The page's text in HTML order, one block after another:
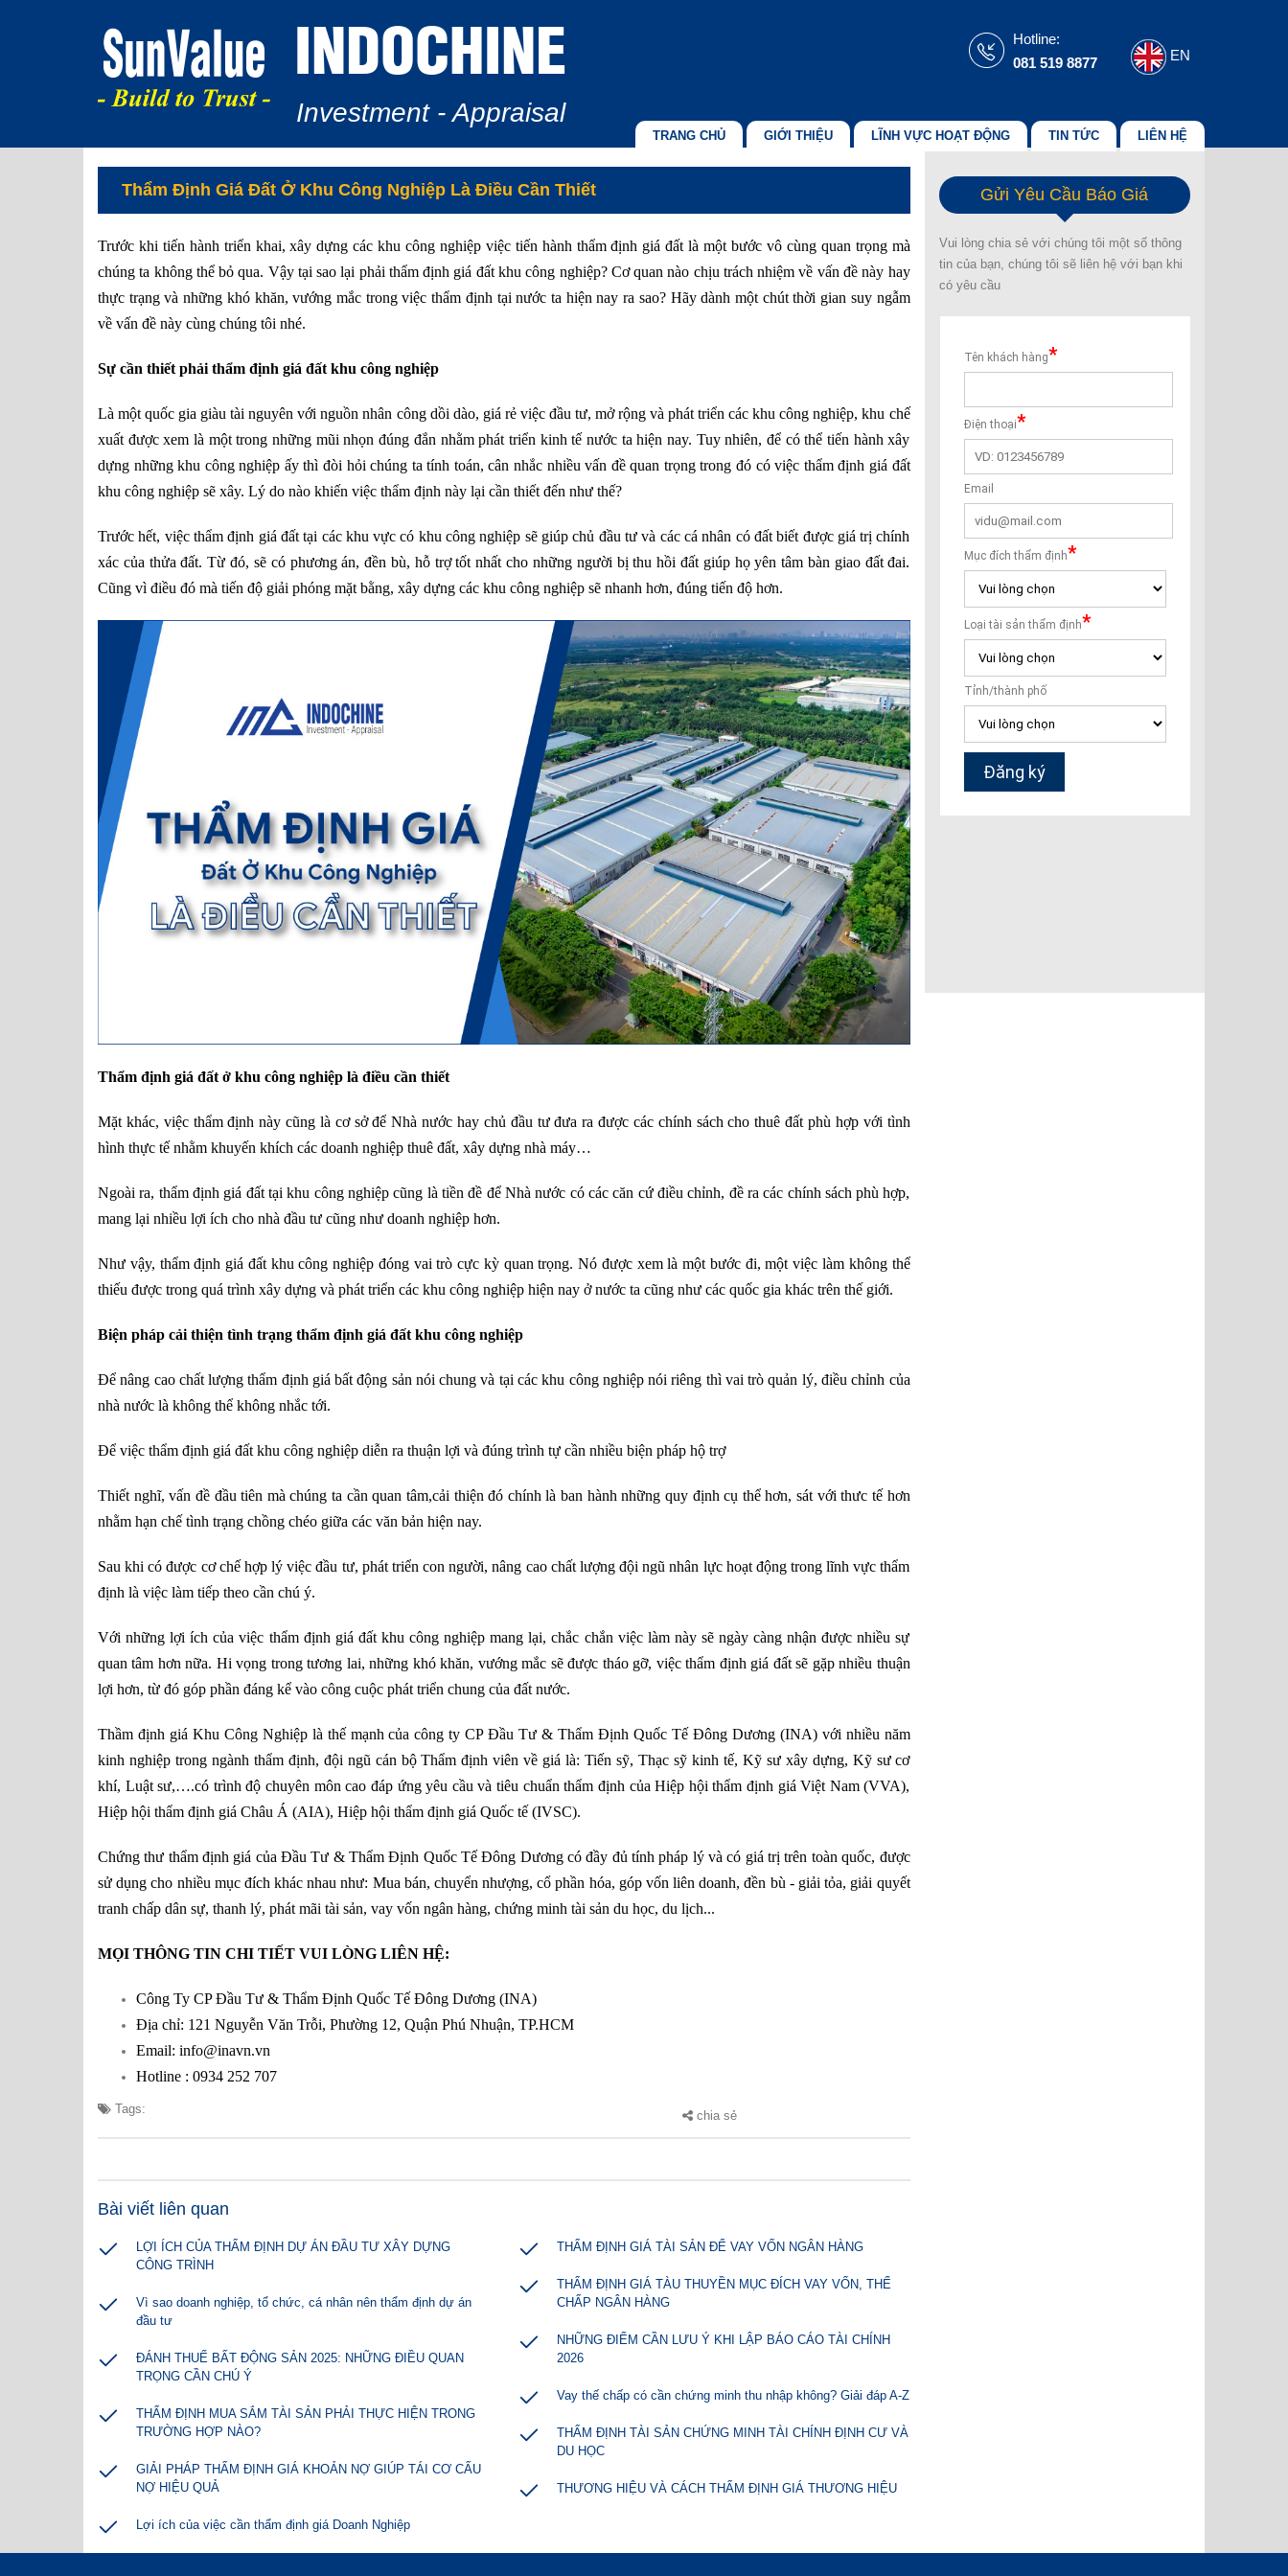
INDOCHINE
Investment - Appraisal
Hotline:
081 519 8877
EN
TRANG CHỦ GIỚI THIỆU LĨNH VỰC HOẠT ĐỘNG TIN TỨC LIÊN HỆ
Thẩm Định Giá Đất Ở Khu Công Nghiệp Là Điều Cần Thiết
Trước khi tiến hành triển khai, xây dựng các khu công nghiệp việc tiến hành thẩm định giá đất là một bước vô cùng quan trọng mà
chúng ta không thể bỏ qua. Vậy tại sao lại phải thẩm định giá đất khu công nghiệp? Cơ quan nào chịu trách nhiệm về vấn đề này hay
thực trạng và những khó khăn, vướng mắc trong việc thẩm định tại nước ta hiện nay ra sao? Hãy dành một chút thời gian suy ngẫm
về vấn đề này cùng chúng tôi nhé.
Sự cần thiết phải thẩm định giá đất khu công nghiệp
Là một quốc gia giàu tài nguyên với nguồn nhân công dồi dào, giá rẻ việc đầu tư, mở rộng và phát triển các khu công nghiệp, khu chế
xuất được xem là một trong những mũi nhọn đúng đắn nhằm phát triển kinh tế nước ta hiện nay. Tuy nhiên, để có thể tiến hành xây
dựng những khu công nghiệp ấy thì đòi hỏi chúng ta tính toán, cân nhắc nhiều vấn đề quan trọng trong đó có việc thẩm định giá đất
khu công nghiệp sẽ xây. Lý do nào khiến việc thẩm định này lại cần thiết đến như thế?
Trước hết, việc thẩm định giá đất tại các khu vực có khu công nghiệp sẽ giúp chủ đầu tư và các cá nhân có đất biết được giá trị chính
xác của thửa đất. Từ đó, sẽ có phương án, đền bù, hỗ trợ tốt nhất cho những người bị thu hồi đất giúp họ yên tâm bàn giao đất đai.
Cũng vì điều đó mà tiến độ giải phóng mặt bằng, xây dựng các khu công nghiệp sẽ nhanh hơn, đúng tiến độ hơn.
Thẩm định giá đất ở khu công nghiệp là điều cần thiết
Mặt khác, việc thẩm định này cũng là cơ sở để Nhà nước hay chủ đầu tư đưa ra được các chính sách cho thuê đất phù hợp với tình
hình thực tế nhằm khuyến khích các doanh nghiệp thuê đất, xây dựng nhà máy…
Ngoài ra, thẩm định giá đất tại khu công nghiệp cũng là tiền đề để Nhà nước có các căn cứ điều chỉnh, đề ra các chính sách phù hợp,
mang lại nhiều lợi ích cho nhà đầu tư cũng như doanh nghiệp hơn.
Như vậy, thẩm định giá đất khu công nghiệp đóng vai trò cực kỳ quan trọng. Nó được xem là một bước đi, một việc làm không thể
thiếu được trong quá trình xây dựng và phát triển các khu công nghiệp hiện nay ở nước ta cũng như các quốc gia khác trên thế giới.
Biện pháp cải thiện tình trạng thẩm định giá đất khu công nghiệp
Để nâng cao chất lượng thẩm định giá bất động sản nói chung và tại các khu công nghiệp nói riêng thì vai trò quản lý, điều chỉnh của
nhà nước là không thể không nhắc tới.
Để việc thẩm định giá đất khu công nghiệp diễn ra thuận lợi và đúng trình tự cần nhiều biện pháp hộ trợ
Thiết nghĩ, vấn đề đầu tiên mà chúng ta cần quan tâm,cải thiện đó chính là ban hành những quy định cụ thể hơn, sát với thưc tế hơn
nhằm hạn chế tình trạng chồng chéo giữa các văn bản hiện nay.
Sau khi có được cơ chế hợp lý việc đầu tư, phát triển con người, nâng cao chất lượng đội ngũ nhân lực hoạt động trong lĩnh vực thẩm
định là việc làm tiếp theo cần chú ý.
Với những lợi ích của việc thẩm định giá đất khu công nghiệp mang lại, chắc chắn việc làm này sẽ ngày càng nhận được nhiều sự
quan tâm hơn nữa. Hi vọng trong tương lai, những khó khăn, vướng mắc sẽ được tháo gỡ, việc thẩm định giá đất sẽ gặp nhiều thuận
lợi hơn, từ đó góp phần đáng kể vào công cuộc phát triển chung của đất nước.
Thầm định giá Khu Công Nghiệp là thế mạnh của công ty CP Đầu Tư & Thẩm Định Quốc Tế Đông Dương (INA) với nhiều năm
kinh nghiệp trong ngành thẩm định, đội ngũ cán bộ Thẩm định viên về giá là: Tiến sỹ, Thạc sỹ kinh tế, Kỹ sư xây dựng, Kỹ sư cơ
khí, Luật sư,….có trình độ chuyên môn cao đáp ứng yêu cầu và tiêu chuẩn thẩm định của Hiệp hội thẩm định giá Việt Nam (VVA),
Hiệp hội thẩm định giá Châu Á (AIA), Hiệp hội thẩm định giá Quốc tế (IVSC).
Chứng thư thẩm định giá của Đầu Tư & Thẩm Định Quốc Tế Đông Dương có đầy đủ tính pháp lý và có giá trị trên toàn quốc, được
sử dụng cho nhiều mục đích khác nhau như: Mua bán, chuyển nhượng, cổ phần hóa, góp vốn liên doanh, đền bù - giải tỏa, giải quyết
tranh chấp dân sự, thanh lý, phát mãi tài sản, vay vốn ngân hàng, chứng minh tài sản du học, du lịch...
MỌI THÔNG TIN CHI TIẾT VUI LÒNG LIÊN HỆ:
Công Ty CP Đầu Tư & Thẩm Định Quốc Tế Đông Dương (INA)
Địa chỉ: 121 Nguyễn Văn Trỗi, Phường 12, Quận Phú Nhuận, TP.HCM
Email: info@inavn.vn
Hotline : 0934 252 707
Tags: chia sẻ
Bài viết liên quan
LỢI ÍCH CỦA THẨM ĐỊNH DỰ ÁN ĐẦU TƯ XÂY DỰNG
CÔNG TRÌNH
Vì sao doanh nghiệp, tổ chức, cá nhân nên thẩm định dự án
đầu tư
ĐÁNH THUẾ BẤT ĐỘNG SẢN 2025: NHỮNG ĐIỀU QUAN
TRỌNG CẦN CHÚ Ý
THẨM ĐỊNH MUA SẮM TÀI SẢN PHẢI THỰC HIỆN TRONG
TRƯỜNG HỢP NÀO?
GIẢI PHÁP THẨM ĐỊNH GIÁ KHOẢN NỢ GIÚP TÁI CƠ CẤU
NỢ HIỆU QUẢ
Lợi ích của việc cần thẩm định giá Doanh Nghiệp
THẨM ĐỊNH GIÁ TÀI SẢN ĐỂ VAY VỐN NGÂN HÀNG
THẨM ĐỊNH GIÁ TÀU THUYỀN MỤC ĐÍCH VAY VỐN, THẾ
CHẤP NGÂN HÀNG
NHỮNG ĐIỂM CẦN LƯU Ý KHI LẬP BÁO CÁO TÀI CHÍNH
2026
Vay thế chấp có cần chứng minh thu nhập không? Giải đáp A-Z
THẨM ĐỊNH TÀI SẢN CHỨNG MINH TÀI CHÍNH ĐỊNH CƯ VÀ
DU HỌC
THƯƠNG HIỆU VÀ CÁCH THẨM ĐỊNH GIÁ THƯƠNG HIỆU
Gửi Yêu Cầu Báo Giá
Vui lòng chia sẻ với chúng tôi một số thông
tin của bạn, chúng tôi sẽ liên hệ với bạn khi
có yêu cầu